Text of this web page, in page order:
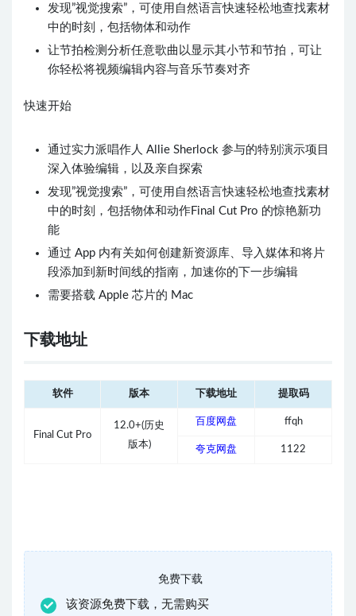
发现”视觉搜索”，可使用自然语言快速轻松地查找素材
中的时刻，包括物体和动作
让节拍检测分析任意歌曲以显示其小节和节拍，可让
你轻松将视频编辑内容与音乐节奏对齐
快速开始
通过实力派唱作人 Allie Sherlock 参与的特别演示项目
深入体验编辑，以及亲自探索
发现”视觉搜索”，可使用自然语言快速轻松地查找素材
中的时刻，包括物体和动作Final Cut Pro 的惊艳新功
能
通过 App 内有关如何创建新资源库、导入媒体和将片
段添加到新时间线的指南，加速你的下一步编辑
需要搭载 Apple 芯片的 Mac
下载地址
软件 版本 下载地址 提取码
Final Cut Pro
12.0+(历史
版本)
百度网盘 ffqh
夸克网盘 1122
免费下载
该资源免费下载，无需购买